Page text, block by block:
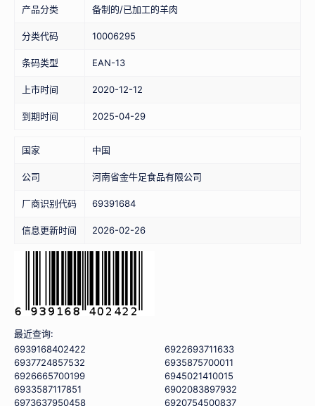
产品分类 备制的/已加工的羊肉
分类代码 10006295
条码类型 EAN-13
上市时间 2020-12-12
到期时间 2025-04-29
国家 中国
公司 河南省金牛足食品有限公司
厂商识别代码 69391684
信息更新时间 2026-02-26
最近查询:
6939168402422
6922693711633
6937724857532
6935875700011
6926665700199
6945021410015
6933587117851
6902083897932
6973637950458
6920754500837